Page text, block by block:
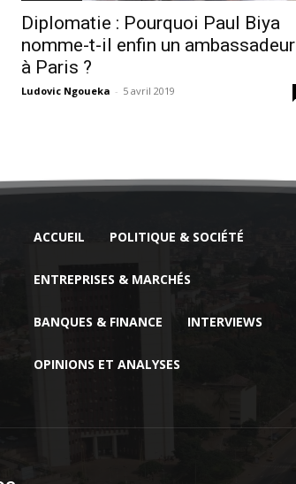
Diplomatie : Pourquoi Paul Biya
nomme-t-il enfin un ambassadeur
à Paris ?
Ludovic Ngoueka - 5 avril 2019
ACCUEIL POLITIQUE & SOCIÉTÉ
ENTREPRISES & MARCHÉS
BANQUES & FINANCE INTERVIEWS
OPINIONS ET ANALYSES